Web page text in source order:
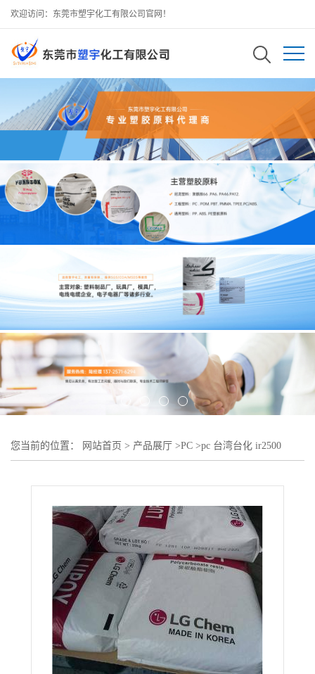
欢迎访问：东莞市塑宇化工有限公司官网！
您当前的位置： 网站首页 > 产品展厅 >PC >pc 台湾台化 ir2500